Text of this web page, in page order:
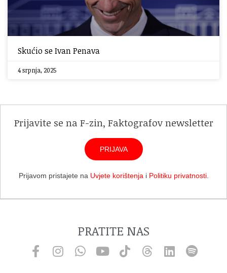
Skućio se Ivan Penava
4 srpnja, 2025
Prijavite se na F-zin, Faktografov newsletter
PRIJAVA
Prijavom pristajete na Uvjete korištenja i Politiku privatnosti.
PRATITE NAS